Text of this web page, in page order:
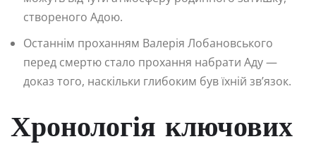
створеного Адою.
Останнім проханням Валерія Лобановського
перед смертю стало прохання набрати Аду —
доказ того, наскільки глибоким був їхній зв’язок.
Хронологія ключових